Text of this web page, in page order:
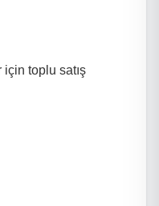
için toplu satış